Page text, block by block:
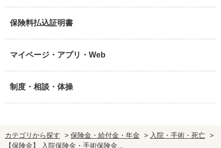
保険料払込証明書
マイページ・アプリ・Web
制度・相談・体操
カテゴリから探す > 保険金・給付金・年金 > 入院・手術・死亡 >
【保険金】 入院保険金・手術保険金...